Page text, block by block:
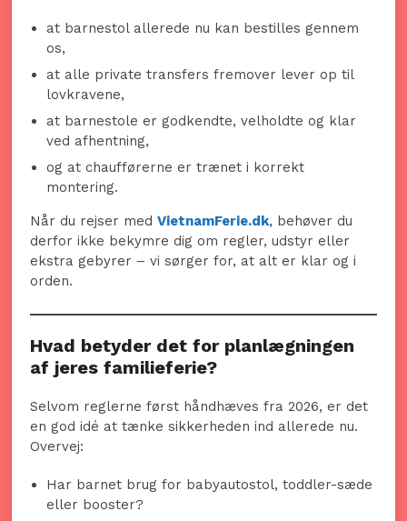
at barnestol allerede nu kan bestilles gennem
os,
at alle private transfers fremover lever op til
lovkravene,
at barnestole er godkendte, velholdte og klar
ved afhentning,
og at chaufførerne er trænet i korrekt
montering.
Når du rejser medVietnamFerie.dk, behøver du
derfor ikke bekymre dig om regler, udstyr eller
ekstra gebyrer – vi sørger for, at alt er klar og i
orden.
Hvad betyder det for planlægningen
af jeres familieferie?
Selvom reglerne først håndhæves fra 2026, er det
en god idé at tænke sikkerheden ind allerede nu.
Overvej:
Har barnet brug for babyautostol, toddler-sæde
eller booster?